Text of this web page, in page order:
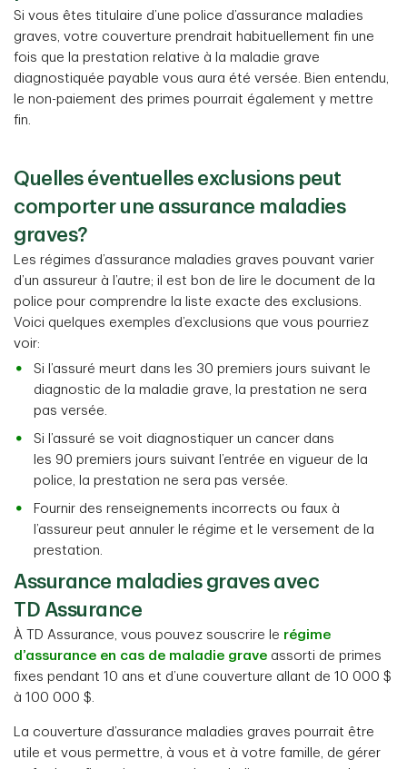
Si vous êtes titulaire d’une police d’assurance maladies
graves, votre couverture prendrait habituellement fin une
fois que la prestation relative à la maladie grave
diagnostiquée payable vous aura été versée. Bien entendu,
le non-paiement des primes pourrait également y mettre
fin.
Quelles éventuelles exclusions peut
comporter une assurance maladies
graves?
Les régimes d’assurance maladies graves pouvant varier
d’un assureur à l’autre; il est bon de lire le document de la
police pour comprendre la liste exacte des exclusions.
Voici quelques exemples d’exclusions que vous pourriez
voir:
Si l’assuré meurt dans les 30 premiers jours suivant le
diagnostic de la maladie grave, la prestation ne sera
pas versée.
Si l’assuré se voit diagnostiquer un cancer dans
les 90 premiers jours suivant l’entrée en vigueur de la
police, la prestation ne sera pas versée.
Fournir des renseignements incorrects ou faux à
l’assureur peut annuler le régime et le versement de la
prestation.
Assurance maladies graves avec
TD Assurance
À TD Assurance, vous pouvez souscrire le régime
d’assurance en cas de maladie grave assorti de primes
fixes pendant 10 ans et d’une couverture allant de 10 000 $
à 100 000 $.
La couverture d’assurance maladies graves pourrait être
utile et vous permettre, à vous et à votre famille, de gérer